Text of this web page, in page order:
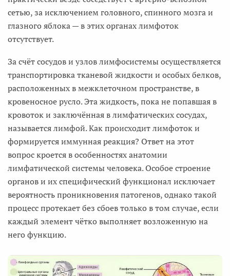
сетью, за исключением головного, спинного мозга и
глазного яблока — в этих органах лимфоток
отсутствует.
За счёт сосудов и узлов лимфосистемы осуществляется
транспортировка тканевой жидкости и особых белков,
расположенных в межклеточном пространстве, в
кровеносное русло. Эта жидкость, пока не попавшая в
кровоток и заключённая в лимфатических сосудах,
называется лимфой. Как происходит лимфоток и
формируется иммунная реакция? Ответ на этот
вопрос кроется в особенностях анатомии
лимфатической системы человека. Особое строение
органов и их специфический функционал исключает
вероятность проникновения патогенов, однако такой
процесс протекает без сбоев только в том случае, если
каждый элемент чётко выполняет возложенную на
него функцию.